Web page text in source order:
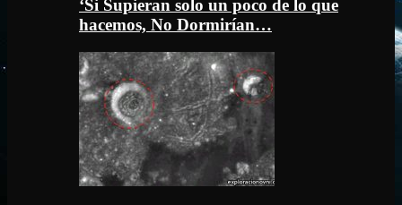
‘Si Supieran solo un poco de lo que
hacemos, No Dormirían…